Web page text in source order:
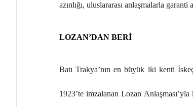
azınlığı, uluslararası anlaşmalarla
LOZAN’DAN BERİ
Batı Trakya’nın en büyük iki kenti
1923’te imzalanan Lozan